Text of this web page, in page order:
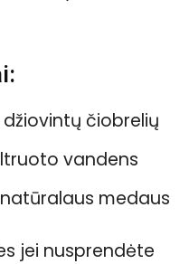
čiobrelių
vandens
medaus
jei nusprendėte